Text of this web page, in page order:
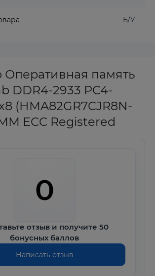
Б/У
Оперативная память
DDR4-2933 PC4-
(HMA82GR7CJR8N-
ECC Registered
0
отзыв и получите 50
бонусных баллов
Написать отзыв